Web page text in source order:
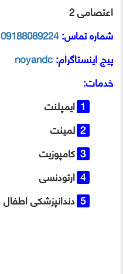
اعتصامی 2
شماره تماس:09188089224
پیج اینستاگرام:noyandc
خدمات:
ایمپلنت
لمینت
کامپوزیت
ارتودنسی
دندانپزشکی اطفال